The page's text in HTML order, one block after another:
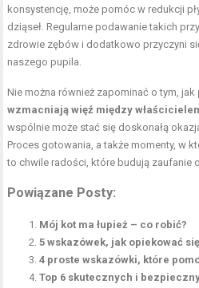
konsystencję, może pomóc w redukcji
dziąseł. Regularne podawanie takich
zdrowie zębów i dodatkowo przyczyni
naszego pupila.
Nie można również zapominać o tym, jak
wzmacniają więź między
wspólnie może stać się doskonałą
Proces gotowania, a także momenty, w
to chwile radości, które budują zaufanie
Powiązane Posty:
Mój kot ma łupież – co robić?
5 wskazówek, jak opiekować
4 proste wskazówki, które
Top 6 skutecznych i